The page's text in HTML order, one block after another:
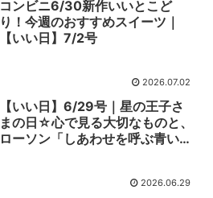
コンビニ6/30新作いいとこど
り！今週のおすすめスイーツ｜
【いい日】7/2号
2026.07.02
【いい日】6/29号｜星の王子さ
まの日☆心で見る大切なものと、
ローソン「しあわせを呼ぶ青いフ
2026.06.29